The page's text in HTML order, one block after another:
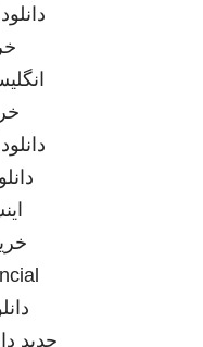
جدید